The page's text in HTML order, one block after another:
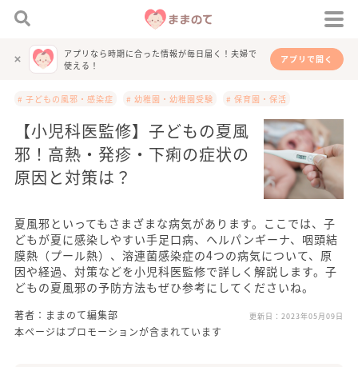
アプリなら時期に合った情報が毎日届く！夫婦で
使える！
アプリで開く
# 子どもの風邪・感染症 # 幼稚園・幼稚園受験 # 保育園・保活
【小児科医監修】子どもの夏風
邪！高熱・発疹・下痢の症状の
原因と対策は？
夏風邪といってもさまざまな病気があります。ここでは、子
どもが夏に感染しやすい手足口病、ヘルパンギーナ、咽頭結
膜熱（プール熱）、溶連菌感染症の4つの病気について、原
因や経過、対策などを小児科医監修で詳しく解説します。子
どもの夏風邪の予防方法もぜひ参考にしてくださいね。
著者：ままのて編集部 更新日： 2023年05月09日
本ページはプロモーションが含まれています